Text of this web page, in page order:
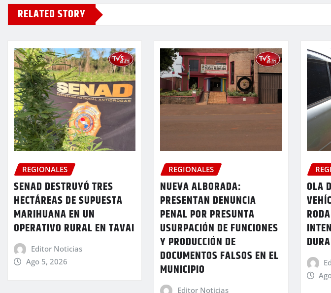
RELATED STORY
REGIONALES
SENAD DESTRUYÓ TRES
HECTÁREAS DE SUPUESTA
MARIHUANA EN UN
OPERATIVO RURAL EN TAVAI
Editor Noticias
Ago 5, 2026
REGIONALES
NUEVA ALBORADA:
PRESENTAN DENUNCIA
PENAL POR PRESUNTA
USURPACIÓN DE FUNCIONES
Y PRODUCCIÓN DE
DOCUMENTOS FALSOS EN EL
MUNICIPIO
Editor Noticias
OLA